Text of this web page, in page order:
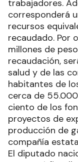
trabajadores.
corresponderá
recursos
recaudado. Por
millones de
recaudación,
salud y de las
habitantes de
cerca de
ciento de los
proyectos de
producción de
compañía
El diputado